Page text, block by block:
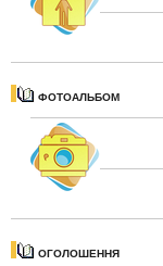
ФОТОАЛЬБОМ
ОГОЛОШЕННЯ